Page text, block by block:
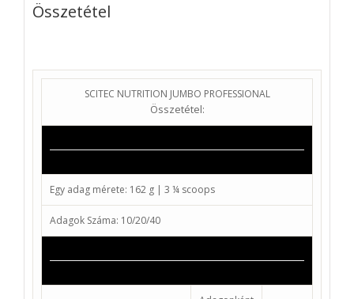
Összetétel
SCITEC NUTRITION JUMBO PROFESSIONAL
Összetétel:
Egy adag mérete: 162 g | 3 ¼ scoops
Adagok Száma: 10/20/40